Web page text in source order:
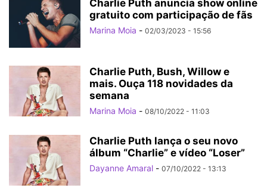
Charlie Puth anuncia show online
gratuito com participação de fãs
Marina Moia - 02/03/2023 - 15:56
Charlie Puth, Bush, Willow e
mais. Ouça 118 novidades da
semana
Marina Moia - 08/10/2022 - 11:03
Charlie Puth lança o seu novo
álbum “Charlie” e vídeo “Loser”
Dayanne Amaral - 07/10/2022 - 13:13